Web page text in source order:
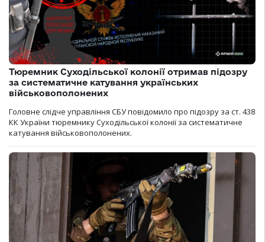
Тюремник Суходільської колонії отримав підозру
за систематичне катування українських
військовополонених
Головне слідче управління СБУ повідомило про підозру за ст. 438
КК України тюремнику Суходільської колонії за систематичне
катування військовополонених.